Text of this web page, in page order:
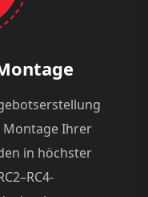
Montage Ihrer
in höchster